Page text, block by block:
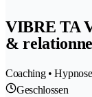
VIBRE TA
&
Coaching •
Geschlossen